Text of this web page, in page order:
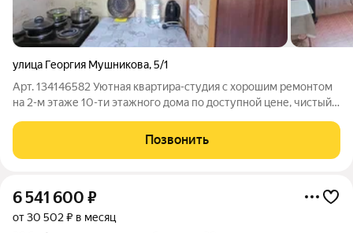
улица Георгия Мушникова,5/1
Арт. 134146582 Уютная квартира-студия с хорошим ремонтом
на 2-м этаже 10-ти этажного дома по доступной цене, чистый
площадка, достаточно мест для парковки Развивающийся
микрорайон Инорс, Центр
Позвонить
6 541 600 ₽
от 30 502 ₽ в месяц